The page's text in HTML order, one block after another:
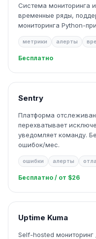
Система мониторинга
временные ряды,
мониторинга Python-
метрики алерты
Бесплатно
Sentry
Платформа
перехватывает
уведомляет команду.
ошибок/мес.
ошибки алерты
Бесплатно / от $26
Uptime Kuma
Self-hosted мониторинг